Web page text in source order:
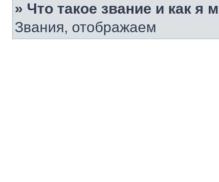
» Что такое звание и как я
Звания, отображаем